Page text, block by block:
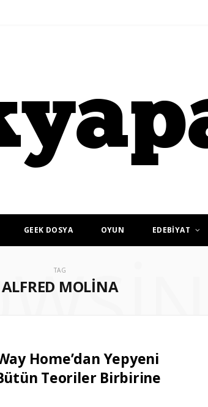
GEEK DOSYA OYUN EDEBİYAT
TAG
ALFRED MOLINA
Home’dan Yepyeni
Teoriler Birbirine